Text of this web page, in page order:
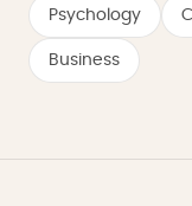
Psychology
Business